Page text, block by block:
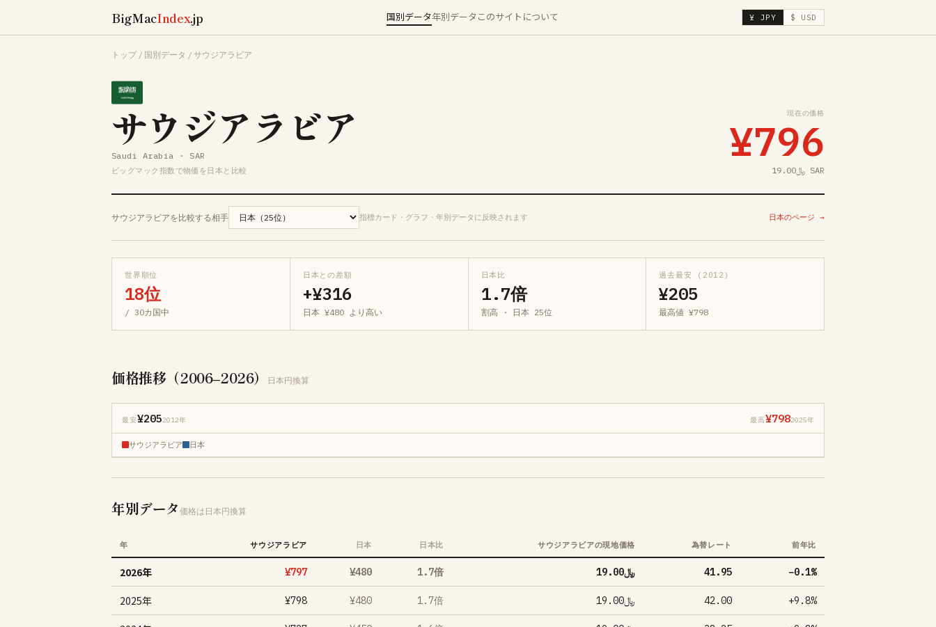
BigMacIndex.jp 国別データ年別データ このサイトについて ¥ JPY $ USD
トップ / 国別データ / サウジアラビア
サウジアラビア
Saudi Arabia · SAR
ビッグマック指数で物価を日本と比較
現在の価格
¥796
﷼19.00 SAR
サウジアラビアを比較する相手 指標カード・グラフ・年別データに反映されます 日本のページ →
世界順位
18位
/ 30カ国中
日本との差額
+¥316
日本 ¥480 より高い
日本比
1.7倍
割高 · 日本 25位
過去最安 (2012)
¥205
最高値 ¥798
価格推移（2006–2026） 日本円換算
最安¥2052012年 最高¥7982025年
サウジアラビア 日本
年別データ 価格は日本円換算
年 サウジアラビア 日本 日本比 サウジアラビアの現地価格 為替レート 前年比
2026年 ¥797 ¥480 1.7倍 ﷼19.00 41.95 −0.1%
2025年 ¥798 ¥480 1.7倍 ﷼19.00 42.00 +9.8%